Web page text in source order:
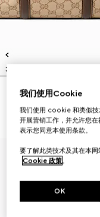
Gucci Essence Classic系列
旅行包
CHF 2,020
首字母个性化定制
我们使用Cookie
我们使用 cookie 和类似技
开展营销工作，并允许您
表示您同意本使用条款。
要了解此类技术及其在本
Cookie 政策。
OK